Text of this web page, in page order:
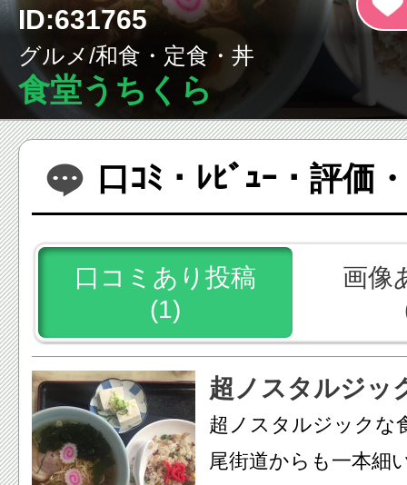
ID:631765
グルメ/和食・定食・丼
食堂うちくら
口ｺﾐ・ﾚﾋﾞｭｰ・評価
口コミあり投稿
(1)
画像
超ノスタルジッ
超ノスタルジックな
尾街道からも一本細